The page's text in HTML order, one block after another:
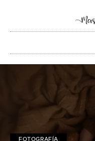
FOTOGRAFÍA